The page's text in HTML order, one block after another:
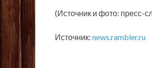
(Источник и фото:
Источник: news.rambler.ru